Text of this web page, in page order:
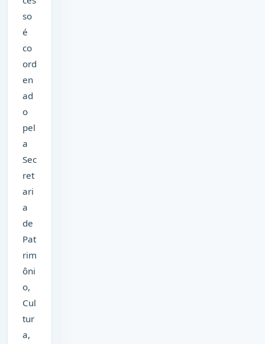
so
é
co
ord
en
ad
o
pel
a
Sec
ret
ari
a
de
Pat
rim
ôni
o,
Cul
tur
a,